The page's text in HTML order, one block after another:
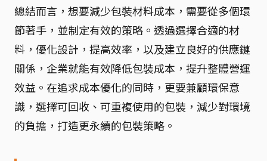
總結而言，想要減少包裝材料成本，需要從多個環
節著手，並制定有效的策略。透過選擇合適的材
料，優化設計，提高效率，以及建立良好的供應鏈
關係，企業就能有效降低包裝成本，提升整體營運
效益。在追求成本優化的同時，更要兼顧環保意
識，選擇可回收、可重複使用的包裝，減少對環境
的負擔，打造更永續的包裝策略。